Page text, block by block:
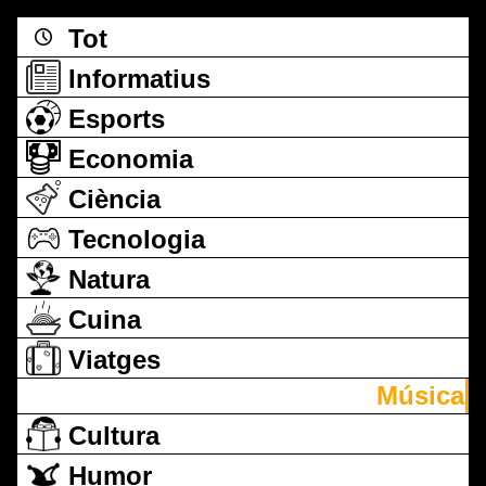
Tot
Informatius
Esports
Economia
Ciència
Tecnologia
Natura
Cuina
Viatges
Música
Cultura
Humor